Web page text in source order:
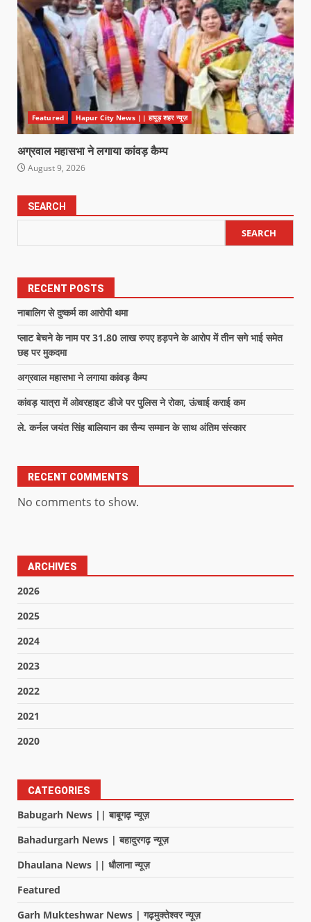
Featured Hapur City News || हापुड़ शहर न्यूज़
अग्रवाल महासभा ने लगाया कांवड़ कैम्प
August 9, 2026
SEARCH
SEARCH
RECENT POSTS
नाबालिग से दुष्कर्म का आरोपी थमा
प्लाट बेचने के नाम पर 31.80 लाख रुपए हड़पने के आरोप में तीन सगे भाई समेत
छह पर मुकदमा
अग्रवाल महासभा ने लगाया कांवड़ कैम्प
कांवड़ यात्रा में ओवरहाइट डीजे पर पुलिस ने रोका, ऊंचाई कराई कम
ले. कर्नल जयंत सिंह बालियान का सैन्य सम्मान के साथ अंतिम संस्कार
RECENT COMMENTS
No comments to show.
ARCHIVES
2026
2025
2024
2023
2022
2021
2020
CATEGORIES
Babugarh News || बाबूगढ़ न्यूज़
Bahadurgarh News | बहादुरगढ़ न्यूज़
Dhaulana News || धौलाना न्यूज़
Featured
Garh Mukteshwar News | गढ़मुक्तेश्वर न्यूज़